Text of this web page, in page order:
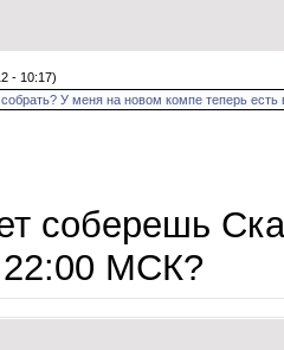
- 10:17)
У меня на новом компе теперь
соберешь
22:00 МСК?